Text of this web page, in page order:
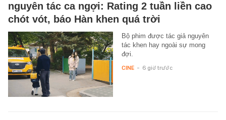
nguyên tác ca ngợi: Rating 2 tuần liền cao
chót vót, báo Hàn khen quá trời
Bộ phim được tác giả nguyên
tác khen hay ngoài sự mong
đợi.
CINE - 6 giờ trước